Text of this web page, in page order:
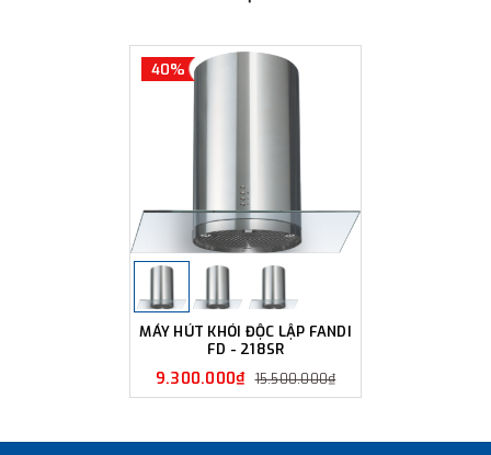
40%
MÁY HÚT KHÓI ĐỘC LẬP FANDI
FD - 218SR
9.300.000₫ 15.500.000₫